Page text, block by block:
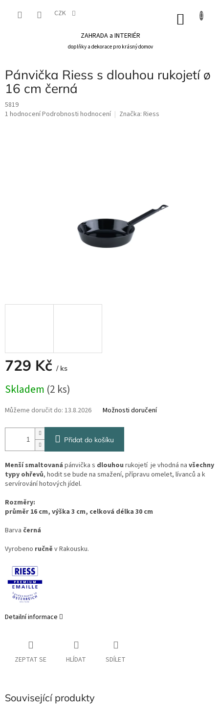
CZK
ZAHRADA a INTERIÉR
doplňky a dekorace pro krásný domov
Pánvička Riess s dlouhou rukojetí ø
16 cm černá
5819
Průměrné
1 hodnoceníPodrobnosti hodnocení Značka: Riess
729 Kč / ks
cena:
Skladem (2 ks)
Můžeme doručit do: 13.8.2026 Možnosti doručení
Přidat do košíku
Menší smaltovaná pánvička s dlouhou rukojetí je vhodná na všechny
typy ohřevů, hodit se bude na smažení, přípravu omelet, lívanců a k
servírování hotových jídel.
Rozměry:
průměr 16 cm, výška 3 cm, celková délka 30 cm
Barva černá
Vyrobeno ručně v Rakousku.
Detailní informace
ZEPTAT SE HLÍDAT SDÍLET
Související produkty